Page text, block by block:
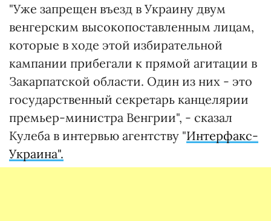
"Уже запрещен въезд в Украину двум
венгерским высокопоставленным лицам,
которые в ходе этой избирательной
кампании прибегали к прямой агитации в
Закарпатской области. Один из них - это
государственный секретарь канцелярии
премьер-министра Венгрии", - сказал
Кулеба в интервью агентству "Интерфакс-
Украина".